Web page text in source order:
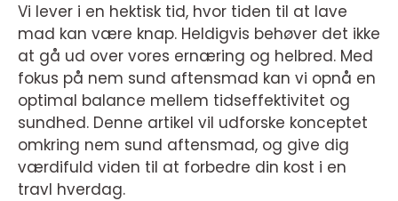
Vi lever i en hektisk tid, hvor tiden til at lave
mad kan være knap. Heldigvis behøver det ikke
at gå ud over vores ernæring og helbred. Med
fokus på nem sund aftensmad kan vi opnå en
optimal balance mellem tidseffektivitet og
sundhed. Denne artikel vil udforske konceptet
omkring nem sund aftensmad, og give dig
værdifuld viden til at forbedre din kost i en
travl hverdag.